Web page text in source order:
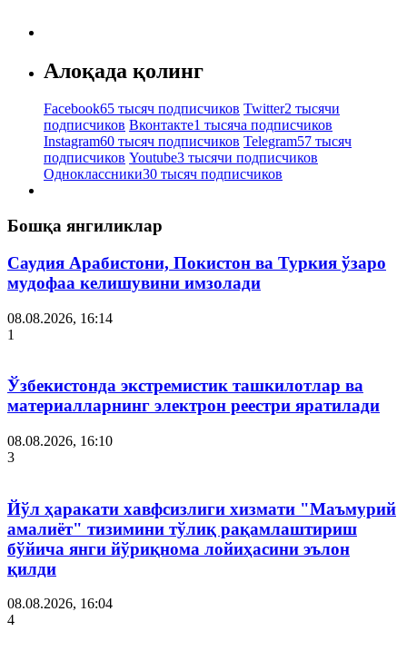
Алоқада қолинг
Facebook65 тысяч подписчиков Twitter2 тысячи
подписчиков Вконтакте1 тысяча подписчиков
Instagram60 тысяч подписчиков Telegram57 тысяч
подписчиков Youtube3 тысячи подписчиков
Одноклассники30 тысяч подписчиков
Бошқа янгиликлар
Саудия Арабистони, Покистон ва Туркия ўзаро
мудофаа келишувини имзолади
08.08.2026, 16:14
1
Ўзбекистонда экстремистик ташкилотлар ва
материалларнинг электрон реестри яратилади
08.08.2026, 16:10
3
Йўл ҳаракати хавфсизлиги хизмати "Маъмурий
амалиёт" тизимини тўлиқ рақамлаштириш
бўйича янги йўриқнома лойиҳасини эълон
қилди
08.08.2026, 16:04
4